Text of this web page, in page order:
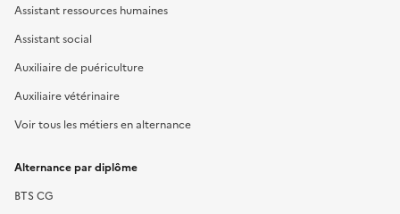
Assistant ressources humaines
Assistant social
Auxiliaire de puériculture
Auxiliaire vétérinaire
Voir tous les métiers en alternance
Alternance par diplôme
BTS CG